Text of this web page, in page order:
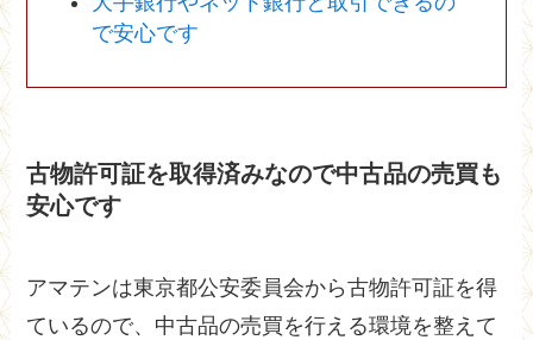
で安心です
古物許可証を取得済みなので中古品の売買も
安心です
アマテンは東京都公安委員会から古物許可証を得
ているので、中古品の売買を行える環境を整えて